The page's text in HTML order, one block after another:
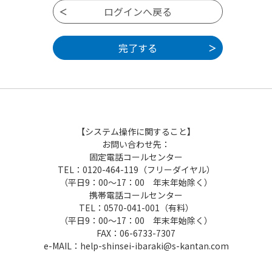
【システム操作に関すること】
お問い合わせ先：
固定電話コールセンター
TEL：0120-464-119（フリーダイヤル）
（平日9：00～17：00 年末年始除く）
携帯電話コールセンター
TEL：0570-041-001（有料）
（平日9：00～17：00 年末年始除く）
FAX：06-6733-7307
e-MAIL：help-shinsei-ibaraki@s-kantan.com